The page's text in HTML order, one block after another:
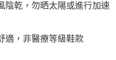
陰乾，勿晒太陽或進行加速
適，非醫療等級鞋款